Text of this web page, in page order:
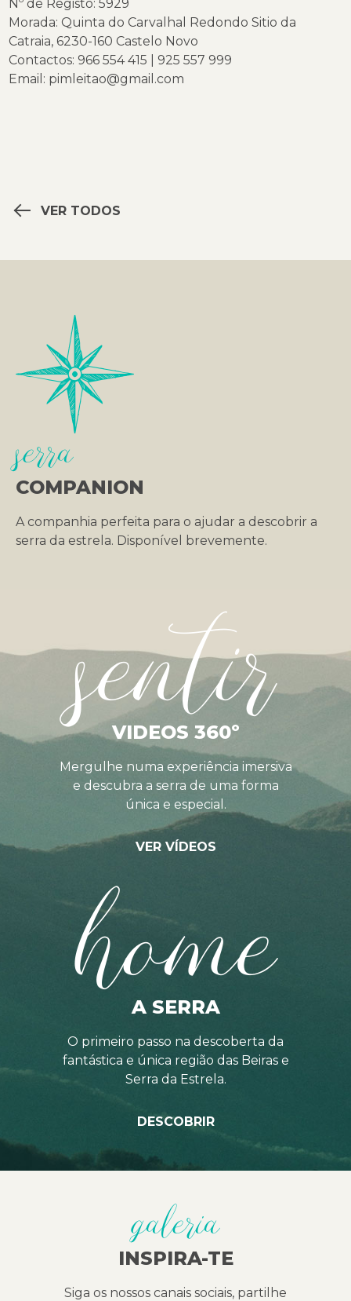
Nº de Registo: 5929
Morada: Quinta do Carvalhal Redondo Sitio da
Catraia, 6230-160 Castelo Novo
Contactos: 966 554 415 | 925 557 999
Email: pimleitao@gmail.com
VER TODOS
serra
COMPANION
A companhia perfeita para o ajudar a descobrir a
serra da estrela. Disponível brevemente.
sentir
VIDEOS 360º
Mergulhe numa experiência imersiva
e descubra a serra de uma forma
única e especial.
VER VÍDEOS
home
A SERRA
O primeiro passo na descoberta da
fantástica e única região das Beiras e
Serra da Estrela.
DESCOBRIR
galeria
INSPIRA-TE
Siga os nossos canais sociais, partilhe